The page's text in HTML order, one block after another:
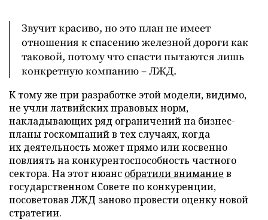
Звучит красиво, но это план не имеет
отношения к спасению железной дороги как
таковой, потому что спасти пытаются лишь
конкретную компанию – ЛЖД.
К тому же при разработке этой модели, видимо,
не учли латвийских правовых норм,
накладывающих ряд ограничений на бизнес-
планы госкомпаний в тех случаях, когда
их деятельность может прямо или косвенно
повлиять на конкурентоспособность частного
сектора. На этот нюанс обратили внимание в
государственном Совете по конкуренции,
посоветовав ЛЖД заново провести оценку новой
стратегии.